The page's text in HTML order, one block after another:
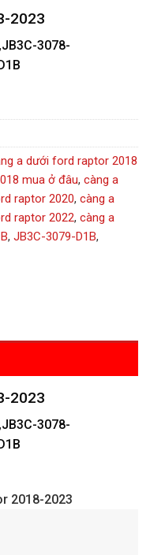
2023
3078-
a dưới ford raptor 2018
mua ở đâu, càng a
raptor 2020, càng a
raptor 2022, càng a
, JB3C-3079-D1B,
2023
3078-
2018-2023